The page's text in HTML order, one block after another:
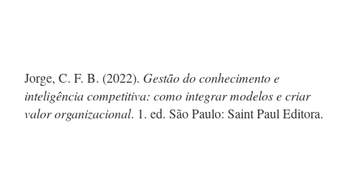
Jorge, C. F. B. (2022). Gestão do conhecimento e
inteligência competitiva: como integrar modelos e criar
valor organizacional. 1. ed. São Paulo: Saint Paul Editora.